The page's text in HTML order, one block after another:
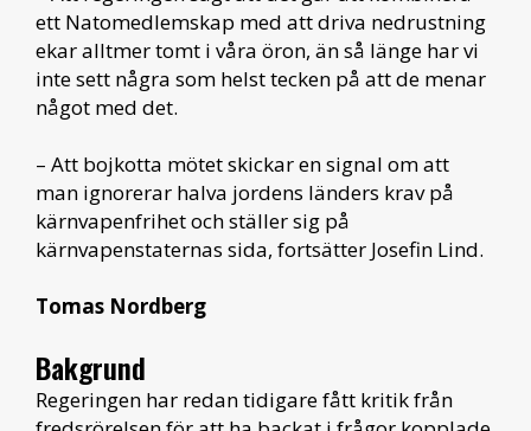
ett Natomedlemskap med att driva nedrustning
ekar alltmer tomt i våra öron, än så länge har vi
inte sett några som helst tecken på att de menar
något med det.
– Att bojkotta mötet skickar en signal om att
man ignorerar halva jordens länders krav på
kärnvapenfrihet och ställer sig på
kärnvapenstaternas sida, fortsätter Josefin Lind.
Tomas Nordberg
Bakgrund
Regeringen har redan tidigare fått kritik från